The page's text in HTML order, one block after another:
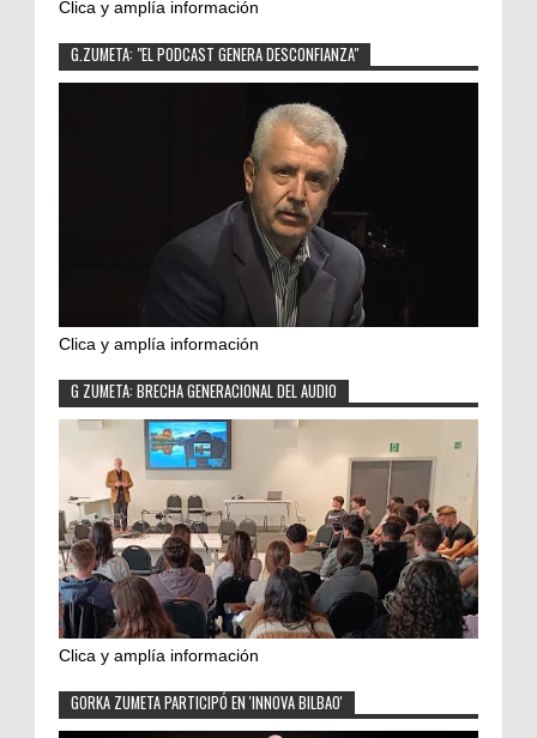
Clica y amplía información
G.ZUMETA: "EL PODCAST GENERA DESCONFIANZA"
Clica y amplía información
G ZUMETA: BRECHA GENERACIONAL DEL AUDIO
Clica y amplía información
GORKA ZUMETA PARTICIPÓ EN 'INNOVA BILBAO'